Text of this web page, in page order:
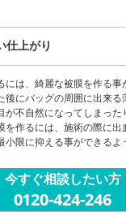
仕上がり
には、綺麗な被膜を作る
後にバッグの周囲に出来
が不自然になってしまっ
を作るには、施術の際に
限に抑える事ができるよ
今すぐ相談したい方
0120-424-246